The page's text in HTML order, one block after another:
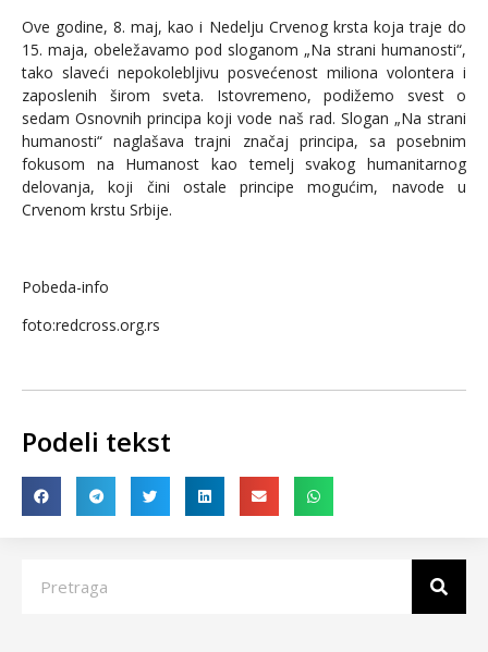
Ove godine, 8. maj, kao i Nedelju Crvenog krsta koja traje do
15. maja, obeležavamo pod sloganom „Na strani humanosti“,
tako slaveći nepokolebljivu posvećenost miliona volontera i
zaposlenih širom sveta. Istovremeno, podižemo svest o
sedam Osnovnih principa koji vode naš rad. Slogan „Na strani
humanosti“ naglašava trajni značaj principa, sa posebnim
fokusom na Humanost kao temelj svakog humanitarnog
delovanja, koji čini ostale principe mogućim, navode u
Crvenom krstu Srbije.
Pobeda-info
foto:redcross.org.rs
Podeli tekst